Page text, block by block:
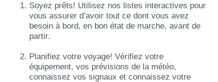
Soyez prêts! Utilisez nos listes interactives pour
vous assurer d’avoir tout ce dont vous avez
besoin à bord, en bon état de marche, avant de
partir.
Planifiez votre voyage! Vérifiez votre
équipement, vos prévisions de la météo,
connaissez vos signaux et connaissez votre